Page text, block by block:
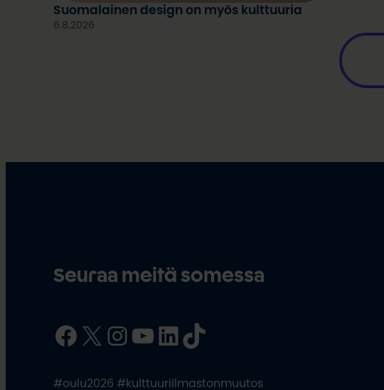
Suomalainen design on myös kulttuuria
6.8.2026
Seuraa meitä somessa
Facebook X InstagramYouTube LinkedIn TikTok
#oulu2026 #kulttuuriilmastonmuutos